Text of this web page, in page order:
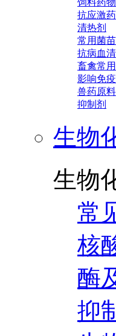
饲料药
抗应激药
清热剂
常用菌
抗病血清
畜禽常
影响免
兽药原料
抑制剂
生物
生物
常
核
酶
抑